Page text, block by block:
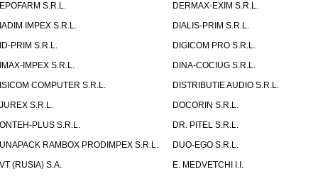
S.R.L.
DERMAX-EXIM S.R.L.
IMPEX S.R.L.
DIALIS-PRIM S.R.L.
PRIM S.R.L.
DIGICOM PRO S.R.L.
IMPEX S.R.L.
DINA-COCIUG S.R.L.
COMPUTER S.R.L.
DISTRIBUTIE AUDIO S.R.L.
S.R.L.
DOCORIN S.R.L.
PLUS S.R.L.
DR. PITEL S.R.L.
RAMBOX PRODIMPEX S.R.L.
DUO-EGO S.R.L.
(RUSIA) S.A.
E. MEDVETCHI I.I.